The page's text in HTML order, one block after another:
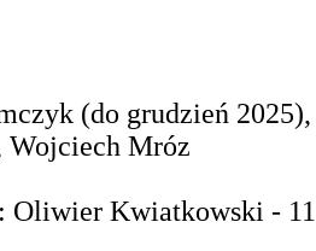
(do grudzień
Wojciech Mróz
Oliwier Kwiatkowski -